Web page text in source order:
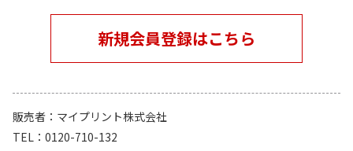
新規会員登録はこちら
販売者
マイプリント株式会社
TEL
0120-710-132